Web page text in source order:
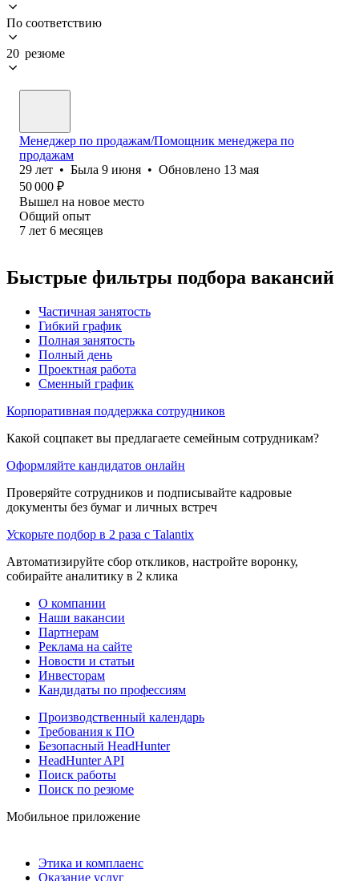
По соответствию
20 резюме
Менеджер по продажам/Помощник менеджера по
продажам
29 лет • Была 9 июня • Обновлено 13 мая
50 000 ₽
Вышел на новое место
Общий опыт
7 лет 6 месяцев
Быстрые фильтры подбора вакансий
Частичная занятость
Гибкий график
Полная занятость
Полный день
Проектная работа
Сменный график
Корпоративная поддержка сотрудников
Какой соцпакет вы предлагаете семейным сотрудникам?
Оформляйте кандидатов онлайн
Проверяйте сотрудников и подписывайте кадровые
документы без бумаг и личных встреч
Ускорьте подбор в 2 раза с Talantix
Автоматизируйте сбор откликов, настройте воронку,
собирайте аналитику в 2 клика
О компании
Наши вакансии
Партнерам
Реклама на сайте
Новости и статьи
Инвесторам
Кандидаты по профессиям
Производственный календарь
Требования к ПО
Безопасный HeadHunter
HeadHunter API
Поиск работы
Поиск по резюме
Мобильное приложение
Этика и комплаенс
Оказание услуг